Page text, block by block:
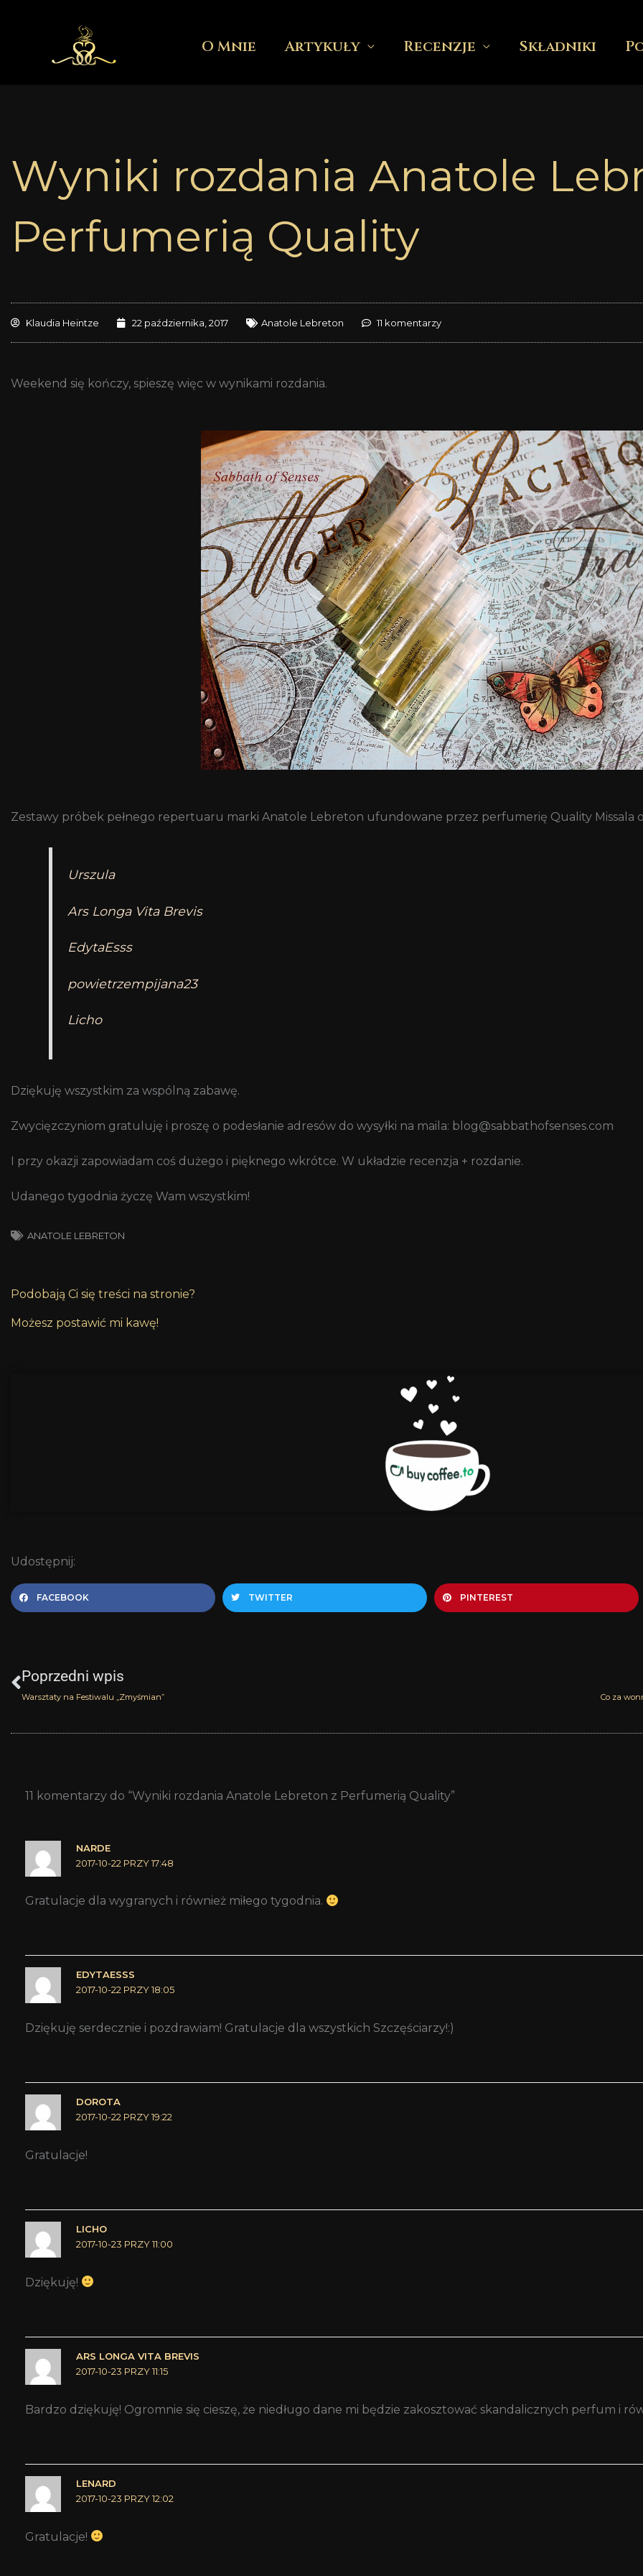
O Mnie Artykuły Recenzje Składniki
Wyniki rozdania Anatole
Perfumerią Quality
Klaudia Heintze 22 października, 2017 Anatole Lebreton 11 komentarzy
Weekend się kończy, spieszę więc w wynikami rozdania.
Zestawy próbek pełnego repertuaru marki Anatole Lebreton ufundowane przez perfumerię Quality Missala
Urszula
Ars Longa Vita Brevis
EdytaEsss
powietrzempijana23
Licho
Dziękuję wszystkim za wspólną zabawę.
Zwycięzczyniom gratuluję i proszę o podesłanie adresów do wysyłki na maila: blog@sabbathofsenses.com
I przy okazji zapowiadam coś dużego i pięknego wkrótce. W układzie recenzja + rozdanie.
Udanego tygodnia życzę Wam wszystkim!
ANATOLE LEBRETON
Podobają Ci się treści na stronie?
Możesz postawić mi kawę!
Udostępnij:
FACEBOOK TWITTER PINTEREST
Poprzedni wpis
Warsztaty na Festiwalu „Zmyśmian” Co za
11 komentarzy do “Wyniki rozdania Anatole Lebreton z Perfumerią Quality”
NARDE
2017-10-22 PRZY 17:48
Gratulacje dla wygranych i również miłego tygodnia.
EDYTAESSS
2017-10-22 PRZY 18:05
Dziękuję serdecznie i pozdrawiam! Gratulacje dla wszystkich Szczęściarzy!:)
DOROTA
2017-10-22 PRZY 19:22
Gratulacje!
LICHO
2017-10-23 PRZY 11:00
Dziękuję!
ARS LONGA VITA BREVIS
2017-10-23 PRZY 11:15
Bardzo dziękuję! Ogromnie się cieszę, że niedługo dane mi będzie zakosztować skandalicznych perfum i
LENARD
2017-10-23 PRZY 12:02
Gratulacje!